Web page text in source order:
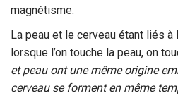
magnétisme.
La peau et le cerveau étant liés à
lorsque l’on touche la peau, on
et peau ont une même origine
cerveau se forment en même